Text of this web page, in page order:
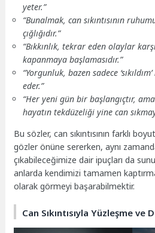
yeter.”
“Bunalmak, can sıkıntısının
çığlığıdır.”
“Bıkkınlık, tekrar eden olaylar
kapanmaya başlamasıdır.”
“Yorgunluk, bazen sadece
eder.”
“Her yeni gün bir başlangıçtır,
hayatın tekdüzeliği yine can
Bu sözler, can sıkıntısının farklı
gözler önüne sererken, aynı
çıkabileceğimize dair ipuçları da
anlarda kendimizi tamamen
olarak görmeyi başarabilmektir.
Can Sıkıntısıyla Yüzleşme ve